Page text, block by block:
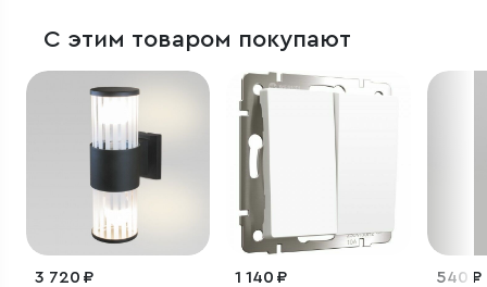
С этим товаром покупают
3 720 ₽ 1 140 ₽ 540 ₽